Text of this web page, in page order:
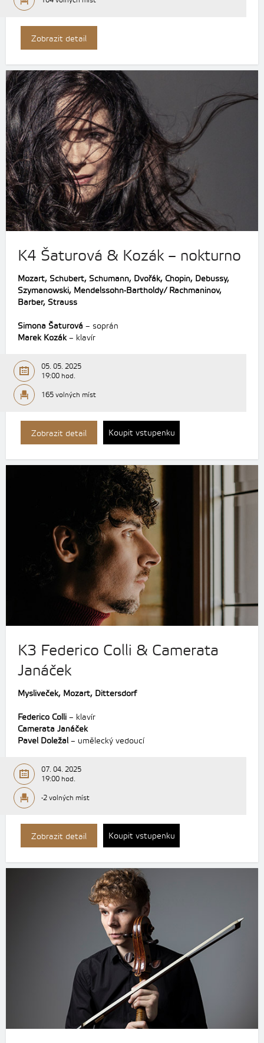
Zobrazit detail
K4 Šaturová & Kozák – nokturno
Mozart, Schubert, Schumann, Dvořák, Chopin, Debussy,
Szymanowski, Mendelssohn-Bartholdy/ Rachmaninov,
Barber, Strauss
Simona Šaturová – soprán
Marek Kozák– klavír
05. 05. 2025
19:00 hod.
165 volných míst
Zobrazit detail Koupit vstupenku
K3 Federico Colli & Camerata
Janáček
Mysliveček, Mozart, Dittersdorf
Federico Colli – klavír
Camerata Janáček
Pavel Doležal – umělecký vedoucí
07. 04. 2025
19:00 hod.
-2 volných míst
Zobrazit detail Koupit vstupenku